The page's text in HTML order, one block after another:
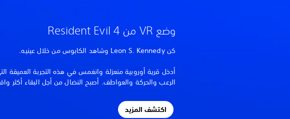
وضع VR من Resident Evil 4
كن Leon S. Kennedy وشاهد الكابوس من خلال عينيه.
أدخل قرية أوروبية منعزلة وانغمس في هذه التجربة العميقة
الرعب والحركة والعواطف. أصبح النضال من أجل البقاء أكثر
اكتشف المزيد